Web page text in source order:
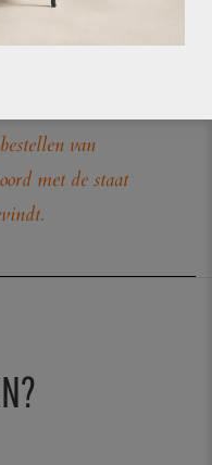
geven wij
van
met de staat